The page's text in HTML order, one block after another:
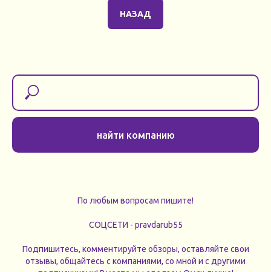
НАЗАД
найти компанию
По любым вопросам пишите!
СОЦСЕТИ - pravdarub55
Подпишитесь, комментируйте обзоры, оставляйте свои
отзывы, общайтесь с компаниями, со мной и с другими